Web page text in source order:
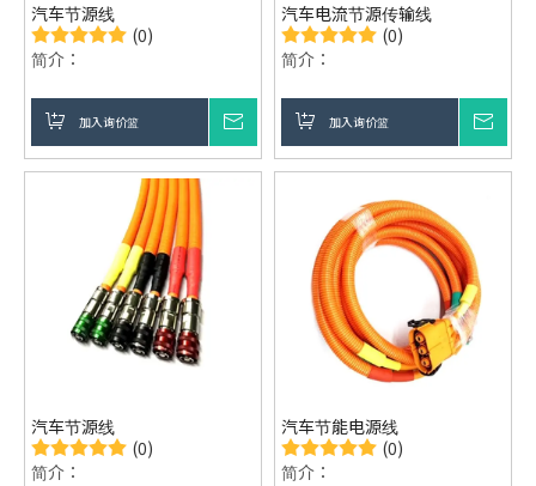
汽车节源线
(0)
简介：
加入询价篮
汽车电流节源传输线
(0)
简介：
加入询价篮
汽车节源线
(0)
简介：
汽车节能电源线
(0)
简介：